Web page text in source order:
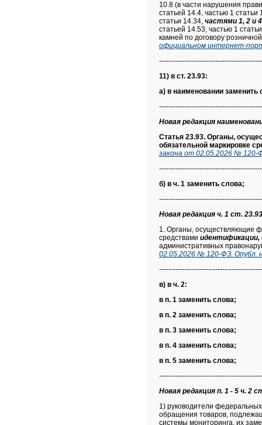
10.8 (в части нарушения
статьей 14.4, частью 1
статьи 14.34, частями 1, 2 и
статьей 14.53, частью 1
камней по договору
официальном интернет-
11) в ст. 23.93:
а) в наименовании заменить
Новая редакция
Статья 23.93. Органы,
обязательной маркировке
закона от 02.05.2026 №
б) в ч. 1 заменить слова;
Новая редакция ч. 1 ст.
1. Органы, осуществляющие
средствами идентификации,
административных
02.05.2026 № 120-ФЗ. Опубл.
в) в ч. 2:
в п. 1 заменить слова;
в п. 2 заменить слова;
в п. 3 заменить слова;
в п. 4 заменить слова;
в п. 5 заменить слова;
Новая редакция п. 1 - 5 ч. 2
1) руководители
обращения товаров,
системы мониторинга, их